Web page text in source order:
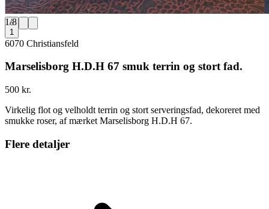
1/8
1
6070 Christiansfeld
Marselisborg H.D.H 67 smuk terrin og stort fad.
500 kr.
Virkelig flot og velholdt terrin og stort serveringsfad, dekoreret med
smukke roser, af mærket Marselisborg H.D.H 67.
Flere detaljer